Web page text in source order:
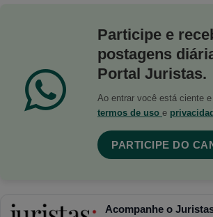
Participe e
postagens
Portal Juristas.
Ao entrar você está ciente
termos de uso e
PARTICIPE DO
Acompanhe o